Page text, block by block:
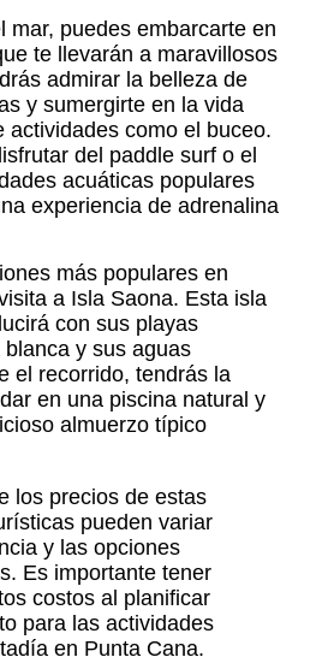
mar, puedes embarcarte en
te llevarán a maravillosos
admirar la belleza de
y sumergirte en la vida
actividades como el buceo.
del paddle surf o el
acuáticas populares
experiencia de adrenalina
más populares en
a Isla Saona. Esta isla
con sus playas
y sus aguas
el recorrido, tendrás la
en una piscina natural y
almuerzo típico
los precios de estas
pueden variar
y las opciones
Es importante tener
costos al planificar
para las actividades
en Punta Cana.